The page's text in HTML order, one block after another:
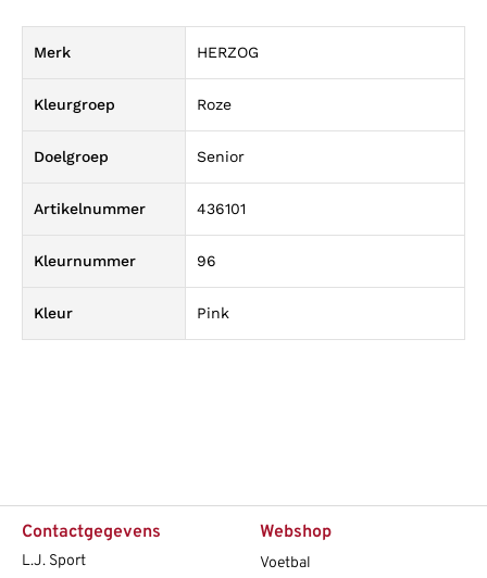
Merk HERZOG
Kleurgroep Roze
Doelgroep Senior
Artikelnummer 436101
Kleurnummer 96
Kleur Pink
Contactgegevens
L.J. Sport
Webshop
Voetbal